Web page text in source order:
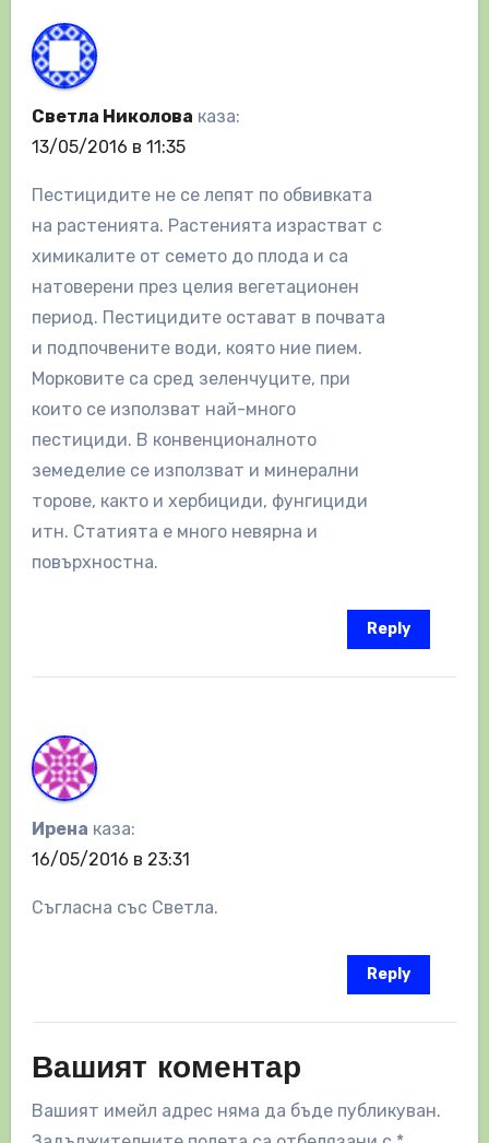
Светла Николова каза:
13/05/2016 в 11:35
Пестицидите не се лепят по обвивката
на растенията. Растенията израстват с
химикалите от семето до плода и са
натоверени през целия вегетационен
период. Пестицидите остават в почвата
и подпочвените води, която ние пием.
Морковите са сред зеленчуците, при
които се използват най-много
пестициди. В конвенционалното
земеделие се използват и минерални
торове, както и хербициди, фунгициди
итн. Статията е много невярна и
повърхностна.
Reply
Ирена каза:
16/05/2016 в 23:31
Съгласна със Светла.
Reply
Вашият коментар
Вашият имейл адрес няма да бъде публикуван.